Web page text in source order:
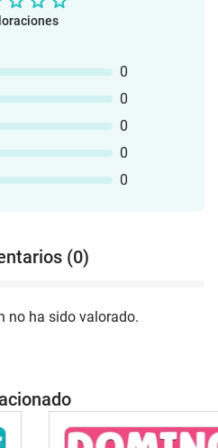
0
0
0
0
0
(0)
no ha sido valorado.